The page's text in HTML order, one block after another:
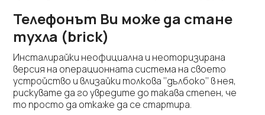
Телефонът Ви може да стане
тухла (brick)
Инсталирайки неофициална и неоторизирана
версия на операционната система на своето
устройство и влизайки толкова ‘’дълбоко’’ в нея,
рискувате да го увредите до такава степен, че
то просто да откаже да се стартира.